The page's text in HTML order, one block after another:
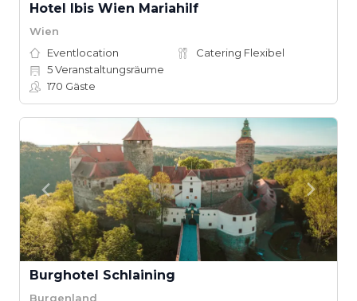
Hotel Ibis Wien Mariahilf
Wien
Eventlocation
Catering Flexibel
5Veranstaltungsräume
170 Gäste
Burghotel Schlaining
Burgenland